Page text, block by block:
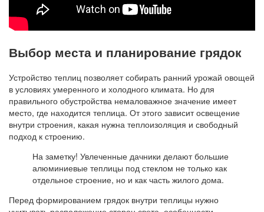
Выбор места и планирование грядок
Устройство теплиц позволяет собирать ранний урожай овощей
в условиях умеренного и холодного климата. Но для
правильного обустройства немаловажное значение имеет
место, где находится теплица. От этого зависит освещение
внутри строения, какая нужна теплоизоляция и свободный
подход к строению.
На заметку! Увлеченные дачники делают большие
алюминиевые теплицы под стеклом не только как
отдельное строение, но и как часть жилого дома.
Перед формированием грядок внутри теплицы нужно